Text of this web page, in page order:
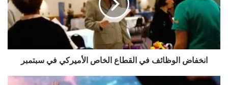
الخاص
الأميركي
في
سبتمبر
انخفاض الوظائف في القطاع الخاص الأميركي في سبتمبر
إيلون